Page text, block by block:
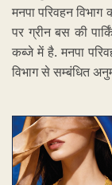
मनपा परिवहन विभाग
पर ग्रीन बस की
कब्जे में है. मनपा
विभाग से सम्बंधित